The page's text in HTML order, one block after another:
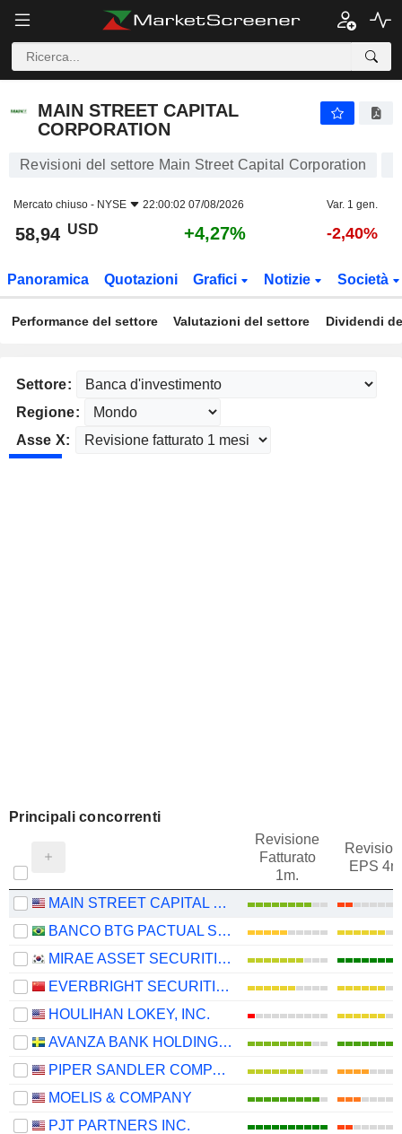
MAIN STREET CAPITAL
CORPORATION
Revisioni del settore Main Street Capital Corporation
Mercato chiuso - NYSE 22:00:02 07/08/2026 Var. 1 gen.
58,94 USD +4,27% -2,40%
Panoramica Quotazioni Grafici Notizie Società
Performance del settore Valutazioni del settore Dividendi
Settore:
Regione:
Asse X:
Principali concorrenti
Revisione
Fatturato
1m.
EPS
MAIN STREET CAPITAL CORPORATION
BANCO BTG PACTUAL S.A.
MIRAE ASSET SECURITIES CO., LTD.
EVERBRIGHT SECURITIES COMPANY LIMITED
HOULIHAN LOKEY, INC.
AVANZA BANK HOLDING AB
PIPER SANDLER COMPANIES
MOELIS & COMPANY
PJT PARTNERS INC.